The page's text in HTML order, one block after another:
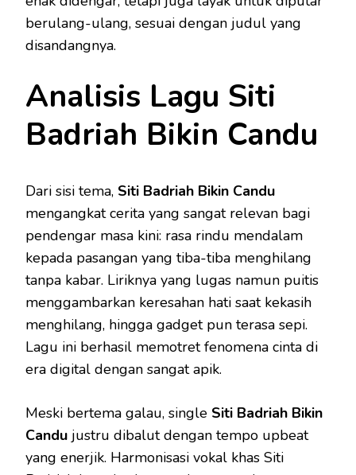
berulang-ulang, sesuai dengan judul yang
disandangnya.
Analisis Lagu Siti
Badriah Bikin Candu
Dari sisi tema, Siti Badriah Bikin Candu
mengangkat cerita yang sangat relevan bagi
pendengar masa kini: rasa rindu mendalam
kepada pasangan yang tiba-tiba menghilang
tanpa kabar. Liriknya yang lugas namun puitis
menggambarkan keresahan hati saat kekasih
menghilang, hingga gadget pun terasa sepi.
Lagu ini berhasil memotret fenomena cinta di
era digital dengan sangat apik.
Meski bertema galau, single Siti Badriah Bikin
Candu justru dibalut dengan tempo upbeat
yang enerjik. Harmonisasi vokal khas Siti